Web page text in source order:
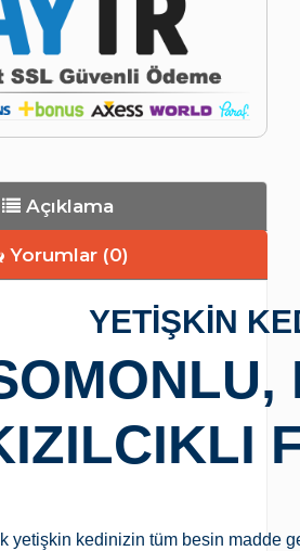
Açıklama
Yorumlar (0)
YETİŞKİN
yetişkin kedinizin tüm besin madde